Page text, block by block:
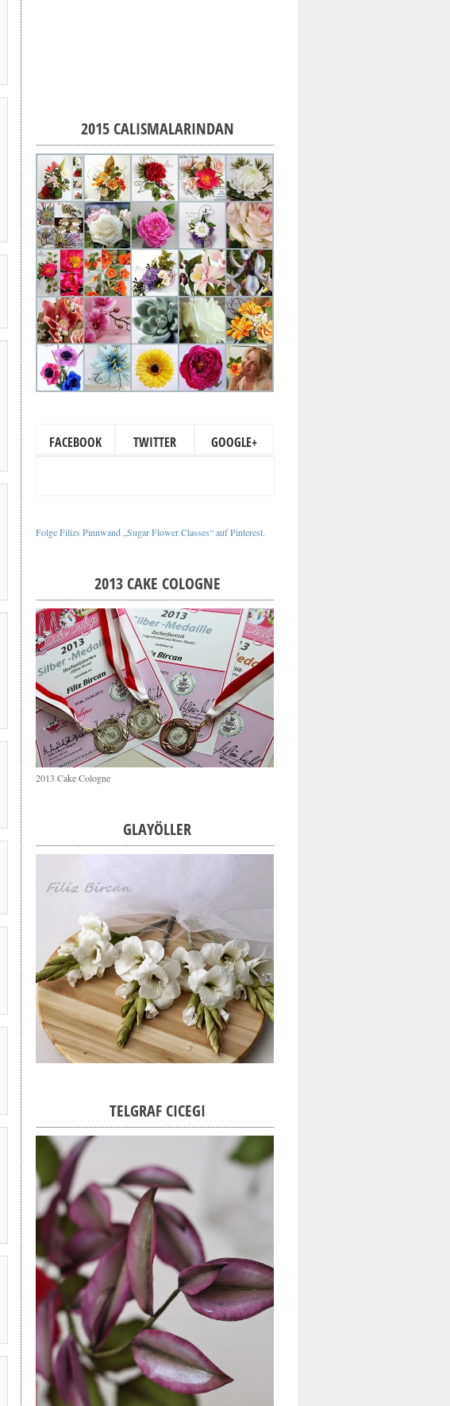
2015 CALISMALARINDAN
FACEBOOK TWITTER GOOGLE+
Folge Filizs Pinnwand „Sugar Flower Classes“ auf Pinterest.
2013 CAKE COLOGNE
2013 Cake Cologne
GLAYÖLLER
TELGRAF CICEGI